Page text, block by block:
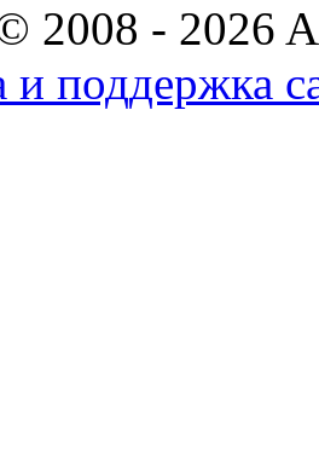
2008 - 2026
и поддержка